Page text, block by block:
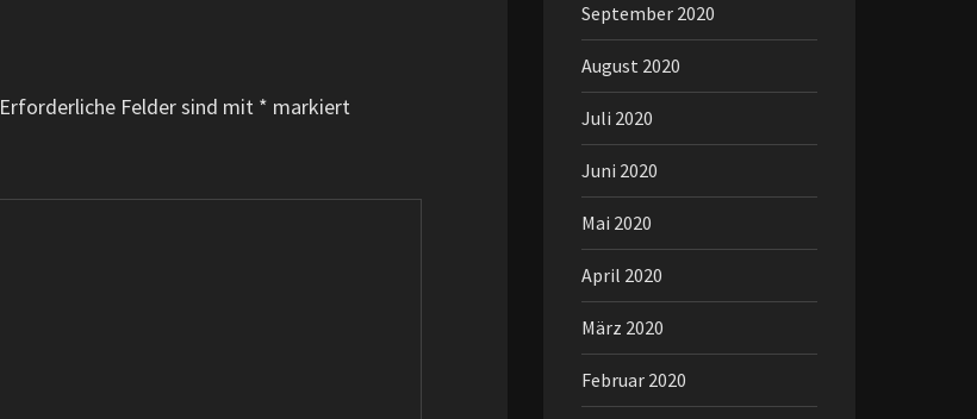
Erforderliche Felder sind mit * markiert
September 2020
August 2020
Juli 2020
Juni 2020
Mai 2020
April 2020
März 2020
Februar 2020